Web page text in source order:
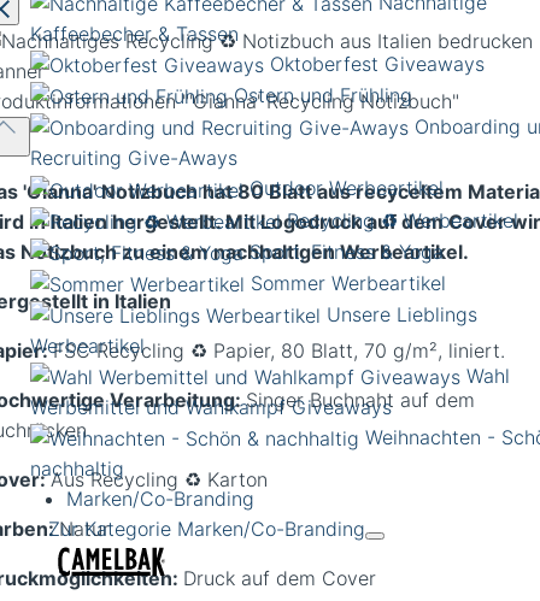
Kaffeebecher & Tassen
Oktoberfest Giveaways
Ostern und Frühling
Onboarding
Recruiting Give-Aways
Outdoor Werbeartikel
Recycling ♻️ Werbeartikel
Sport, Fitness & Yoga
Sommer Werbeartikel
Unsere Lieblings
Werbeartikel
Wahl
Werbemittel und Wahlkampf Giveaways
Weihnachten -
nachhaltig
Marken/Co-Branding
Zur Kategorie Marken/Co-Branding
"'Gianna' Recycling Notizbuch"
'Gianna' Notizbuch hat 80 Blattaus recyceltem
in Italien hergestellt. Mit Logodruck auf dem Cover
Notizbuch zu einem nachhaltigen Werbeartikel.
in Italien
FSC Recycling ♻️ Papier, 80 Blatt, 70 g/m², liniert.
Verarbeitung:Singer Buchnaht auf dem
Aus Recycling ♻️ Karton
Natur
Druck auf dem Cover